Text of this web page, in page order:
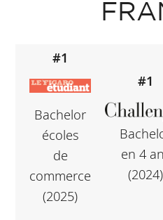
#1
Bachelor
écoles
de
commerce
(2025)
#1
en 4
(2024)